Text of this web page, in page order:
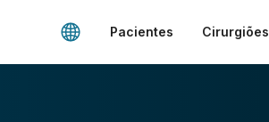
Pacientes Cirurgiões